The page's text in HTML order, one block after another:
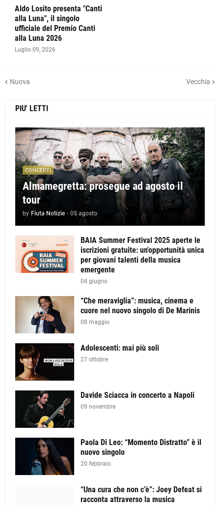
Aldo Losito presenta "Canti
alla Luna", il singolo
ufficiale del Premio Canti
alla Luna 2026
Luglio 09, 2026
Nuova Vecchia
PIU' LETTI
CONCERTI
Almamegretta: prosegue ad agosto il
tour
by Fiuta Notizie - 05 agosto
BAIA Summer Festival 2025 aperte le
iscrizioni gratuite: un'opportunità unica
per giovani talenti della musica
emergente
04 giugno
“Che meraviglia”: musica, cinema e
cuore nel nuovo singolo di De Marinis
08 maggio
Adolescenti: mai più soli
27 ottobre
Davide Sciacca in concerto a Napoli
09 novembre
Paola Di Leo: “Momento Distratto” è il
nuovo singolo
20 febbraio
“Una cura che non c’è”: Joey Defeat si
racconta attraverso la musica